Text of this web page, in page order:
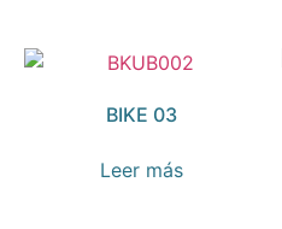
BIKE 03
Leer más